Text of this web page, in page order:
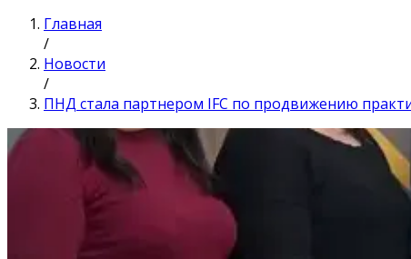
Главная
/
Новости
/
ПНД стала партнером IFC по продвижению